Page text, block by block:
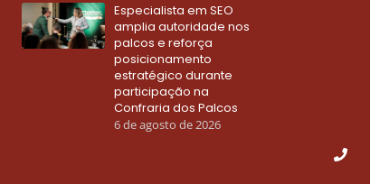
Especialista em SEO
amplia autoridade nos
palcos e reforça
posicionamento
estratégico durante
participação na
Confraria dos Palcos
6 de agosto de 2026